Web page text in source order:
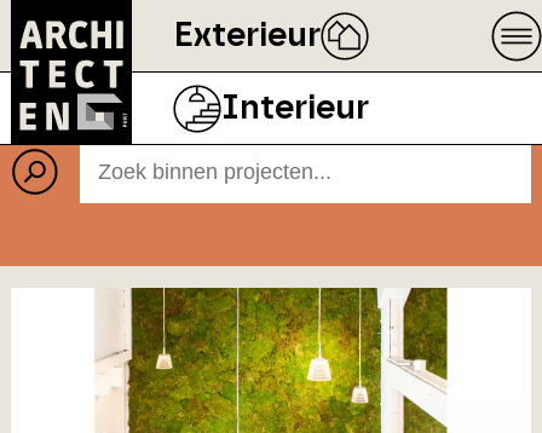
Exterieur
Interieur
Projecten
BEELD ECOPHON